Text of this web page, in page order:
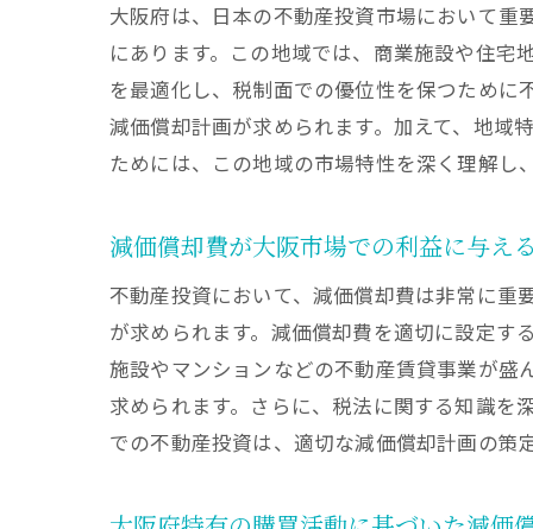
大阪府は、日本の不動産投資市場において
にあります。この地域では、商業施設や住宅
を最適化し、税制面での優位性を保つため
減価償却計画が求められます。加えて、地域
ためには、この地域の市場特性を深く理解
減価償却費が大阪市場での利益に与え
不動産投資において、減価償却費は非常に重
が求められます。減価償却費を適切に設定す
施設やマンションなどの不動産賃貸事業が盛
求められます。さらに、税法に関する知識を
での不動産投資は、適切な減価償却計画の策